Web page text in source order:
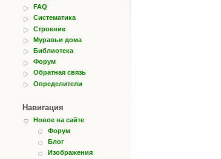
FAQ
Систематика
Строение
Муравьи дома
Библиотека
Форум
Обратная связь
Определители
Навигация
Новое на сайте
Форум
Блог
Изображения